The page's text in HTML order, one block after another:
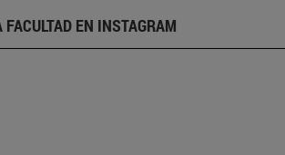
FACULTAD EN INSTAGRAM